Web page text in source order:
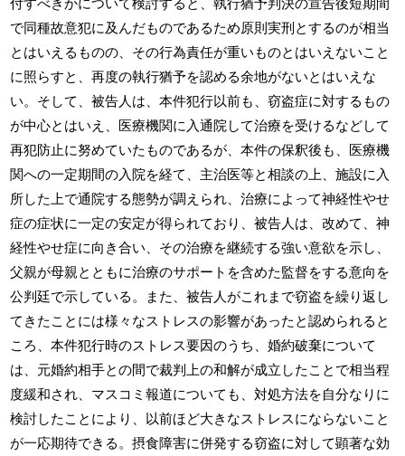
付すべきかについて検討すると、執行猶予判決の宣告後短期間
で同種故意犯に及んだものであるため原則実刑とするのが相当
とはいえるものの、その行為責任が重いものとはいえないこと
に照らすと、再度の執行猶予を認める余地がないとはいえな
い。そして、被告人は、本件犯行以前も、窃盗症に対するもの
が中心とはいえ、医療機関に入通院して治療を受けるなどして
再犯防止に努めていたものであるが、本件の保釈後も、医療機
関への一定期間の入院を経て、主治医等と相談の上、施設に入
所した上で通院する態勢が調えられ、治療によって神経性やせ
症の症状に一定の安定が得られており、被告人は、改めて、神
経性やせ症に向き合い、その治療を継続する強い意欲を示し、
父親が母親とともに治療のサポートを含めた監督をする意向を
公判廷で示している。また、被告人がこれまで窃盗を繰り返し
てきたことには様々なストレスの影響があったと認められると
ころ、本件犯行時のストレス要因のうち、婚約破棄について
は、元婚約相手との間で裁判上の和解が成立したことで相当程
度緩和され、マスコミ報道についても、対処方法を自分なりに
検討したことにより、以前ほど大きなストレスにならないこと
が一応期待できる。摂食障害に併発する窃盗に対して顕著な効